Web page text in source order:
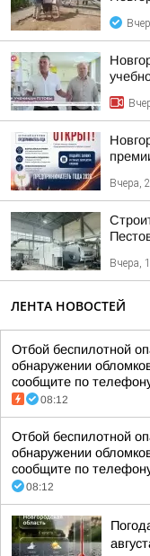
Вчера,
Вчера,
ЛЕНТА НОВОСТЕЙ
Отбой беспилотной
обнаружении
сообщите по
08:12
Отбой беспилотной
обнаружении
сообщите по
08:12